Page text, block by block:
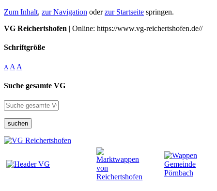
Zum Inhalt, zur Navigation oderzur Startseite springen.
VG Reichertshofen | Online: https://www.vg-reichertshofen.de//
Schriftgröße
A A A
Suche gesamte VG
suchen